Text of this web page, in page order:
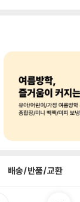
배송/반품/교환